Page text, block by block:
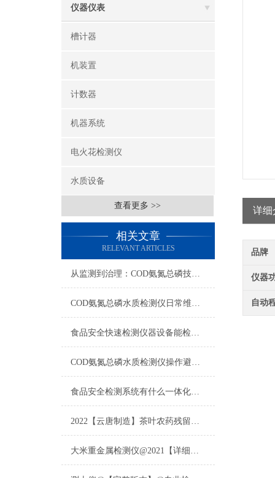
仪器仪表
槽计器
机装置
计数器
机器系统
电火花检测仪
水质设备
查看更多 >>
相关文章
RELEVANT ARTICLES
从监测到治理：COD氨氮总磷技术的双领域实战解析
COD氨氮总磷水质检测仪日常维护与试剂管理，降低故障率就靠这几招
食品安全快速检测仪器设备能检什么？一张表说清适用范围
COD氨氮总磷水质检测仪操作避坑指南：这几个步骤直接影响数据准确性
食品安全检测系统有什么一体化配置·2023仪器仪表推荐·山东云唐
2022【云唐制造】茶叶农药残留检测仪多少钱一台@山东云唐仪器仪表制造
大米重金属检测仪@2021【详细版本】@专业检测大米重金属仪器仪表
详细
品牌
仪器
自动